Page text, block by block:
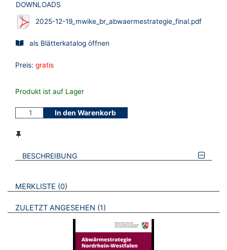
DOWNLOADS
2025-12-19_mwike_br_abwaermestrategie_final.pdf
als Blätterkatalog öffnen
Preis: gratis
Produkt ist auf Lager
In den Warenkorb
BESCHREIBUNG
VERWEISE AUF VERMERKTE- ODER ZULETZT ANGESEHENE
MERKLISTE 0 BROSCHÜREN
ZULETZT ANGESEHEN 1 BROSCHÜREN